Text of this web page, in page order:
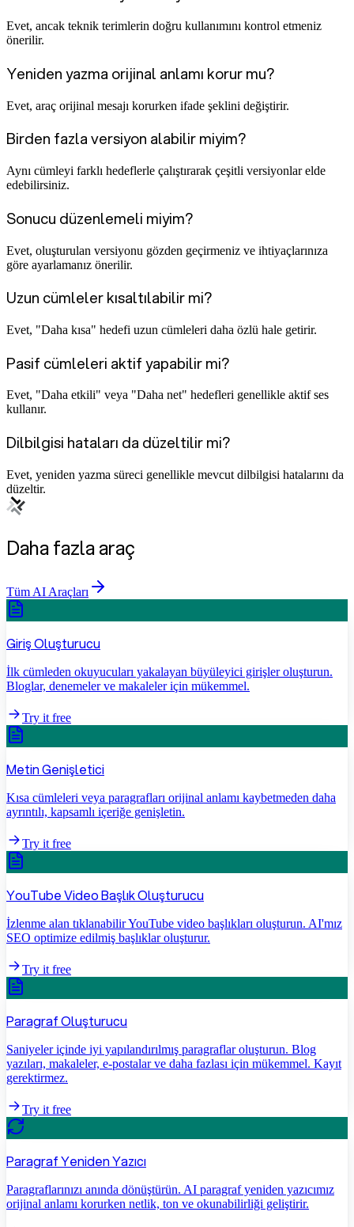
Evet, ancak teknik terimlerin doğru kullanımını kontrol etmeniz
önerilir.
Yeniden yazma orijinal anlamı korur mu?
Evet, araç orijinal mesajı korurken ifade şeklini değiştirir.
Birden fazla versiyon alabilir miyim?
Aynı cümleyi farklı hedeflerle çalıştırarak çeşitli versiyonlar elde
edebilirsiniz.
Sonucu düzenlemeli miyim?
Evet, oluşturulan versiyonu gözden geçirmeniz ve ihtiyaçlarınıza
göre ayarlamanız önerilir.
Uzun cümleler kısaltılabilir mi?
Evet, "Daha kısa" hedefi uzun cümleleri daha özlü hale getirir.
Pasif cümleleri aktif yapabilir mi?
Evet, "Daha etkili" veya "Daha net" hedefleri genellikle aktif ses
kullanır.
Dilbilgisi hataları da düzeltilir mi?
Evet, yeniden yazma süreci genellikle mevcut dilbilgisi hatalarını da
düzeltir.
Daha fazla araç
Tüm AI Araçları
Giriş Oluşturucu
İlk cümleden okuyucuları yakalayan büyüleyici girişler oluşturun.
Bloglar, denemeler ve makaleler için mükemmel.
Try it free
Metin Genişletici
Kısa cümleleri veya paragrafları orijinal anlamı kaybetmeden daha
ayrıntılı, kapsamlı içeriğe genişletin.
Try it free
YouTube Video Başlık Oluşturucu
İzlenme alan tıklanabilir YouTube video başlıkları oluşturun. AI'mız
SEO optimize edilmiş başlıklar oluşturur.
Try it free
Paragraf Oluşturucu
Saniyeler içinde iyi yapılandırılmış paragraflar oluşturun. Blog
yazıları, makaleler, e-postalar ve daha fazlası için mükemmel. Kayıt
gerektirmez.
Try it free
Paragraf Yeniden Yazıcı
Paragraflarınızı anında dönüştürün. AI paragraf yeniden yazıcımız
orijinal anlamı korurken netlik, ton ve okunabilirliği geliştirir.